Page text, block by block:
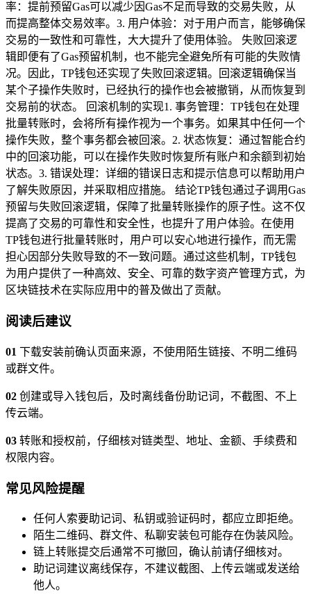
率：提前预留Gas可以减少因Gas不足而导致的交易失败，从
而提高整体交易效率。3. 用户体验：对于用户而言，能够确保
交易的一致性和可靠性，大大提升了使用体验。 失败回滚逻
辑即便有了Gas预留机制，也不能完全避免所有可能的失败情
况。因此，TP钱包还实现了失败回滚逻辑。回滚逻辑确保当
某个子操作失败时，已经执行的操作也会被撤销，从而恢复到
交易前的状态。 回滚机制的实现1. 事务管理：TP钱包在处理
批量转账时，会将所有操作视为一个事务。如果其中任何一个
操作失败，整个事务都会被回滚。2. 状态恢复：通过智能合约
中的回滚功能，可以在操作失败时恢复所有账户和余额到初始
状态。3. 错误处理：详细的错误日志和提示信息可以帮助用户
了解失败原因，并采取相应措施。 结论TP钱包通过子调用Gas
预留与失败回滚逻辑，保障了批量转账操作的原子性。这不仅
提高了交易的可靠性和安全性，也提升了用户体验。在使用
TP钱包进行批量转账时，用户可以安心地进行操作，而无需
担心因部分失败导致的不一致问题。通过这些机制，TP钱包
为用户提供了一种高效、安全、可靠的数字资产管理方式，为
区块链技术在实际应用中的普及做出了贡献。
阅读后建议
01 下载安装前确认页面来源，不使用陌生链接、不明二维码
或群文件。
02 创建或导入钱包后，及时离线备份助记词，不截图、不上
传云端。
03 转账和授权前，仔细核对链类型、地址、金额、手续费和
权限内容。
常见风险提醒
任何人索要助记词、私钥或验证码时，都应立即拒绝。
陌生二维码、群文件、私聊安装包可能存在伪装风险。
链上转账提交后通常不可撤回，确认前请仔细核对。
助记词建议离线保存，不建议截图、上传云端或发送给
他人。